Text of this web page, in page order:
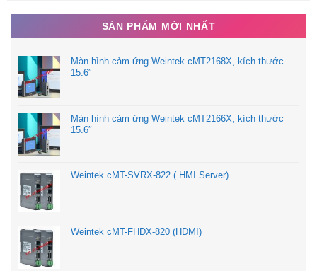
Điện áp đầu vào:
Chiều dài:
Chiều rộng: 113.5 mm
Chiều cao:
Kiểu gắn:
SẢN PHẨM MỚI NHẤT
Màn hình cảm ứng Weintek cMT2168X, kích thước
15.6″
Màn hình cảm ứng Weintek cMT2166X, kích thước
15.6″
Weintek cMT-SVRX-822 ( HMI Server)
Weintek cMT-FHDX-820 (HDMI)